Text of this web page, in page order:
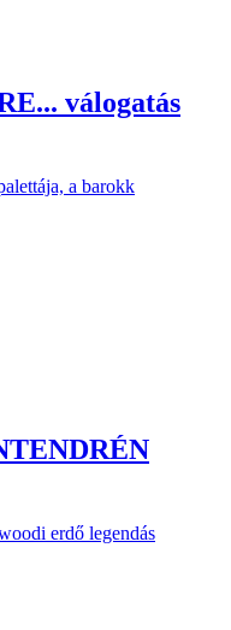
válogatás
a barokk
erdő legendás